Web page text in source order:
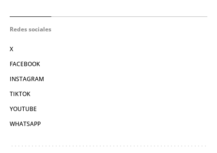
Redes sociales
X
FACEBOOK
INSTAGRAM
TIKTOK
YOUTUBE
WHATSAPP